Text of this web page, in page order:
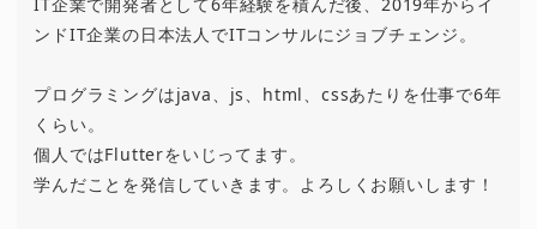
ンドIT企業の日本法人でITコンサルにジョブチェンジ。
プログラミングはjava、js、html、cssあたりを仕事で6年
くらい。
個人ではFlutterをいじってます。
学んだことを発信していきます。よろしくお願いします！